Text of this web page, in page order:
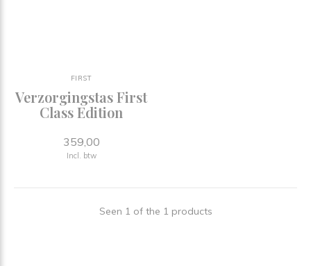
FIRST
Verzorgingstas First
Class Edition
359,00
Incl. btw
Seen 1 of the 1 products